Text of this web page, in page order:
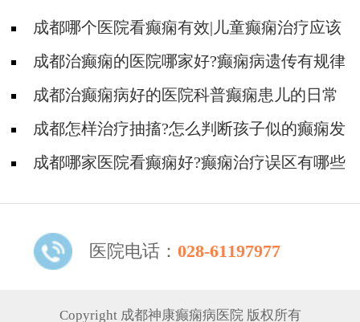
成都哪个医院看癫痫有效|儿童癫痫治疗应该
注意什么?
成都治癫痫的医院哪家好?癫痫病遗传有规律
吗?成都治癫痫病好的医院科普癫痫患儿的日常
饮食成都怎样治疗抽搐?怎么判断孩子似的癫痫发
作
成都哪家医院看癫痫好?癫痫治疗误区有哪些
医院电话： 028-61197977
Copyright 成都神康癫痫病医院 版权所有